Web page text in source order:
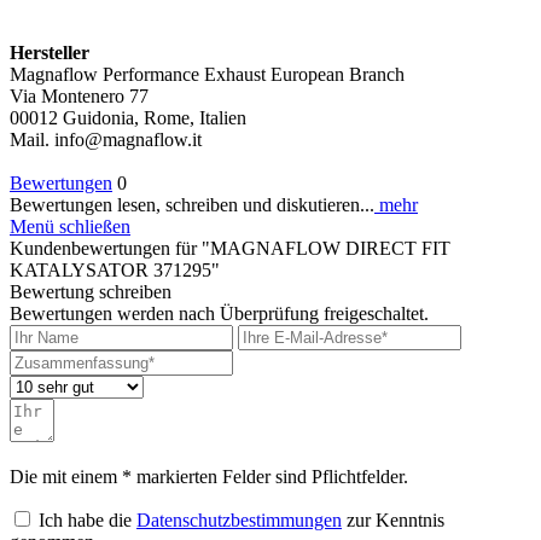
Hersteller
Magnaflow Performance Exhaust European Branch
Via Montenero 77
00012 Guidonia, Rome, Italien
Mail. info@magnaflow.it
Bewertungen 0
Bewertungen lesen, schreiben und diskutieren... mehr
Menü schließen
Kundenbewertungen für "MAGNAFLOW DIRECT FIT
KATALYSATOR 371295"
Bewertung schreiben
Bewertungen werden nach Überprüfung freigeschaltet.
Die mit einem * markierten Felder sind Pflichtfelder.
Ich habe die Datenschutzbestimmungen zur Kenntnis